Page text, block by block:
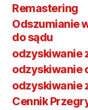
Remastering
Odszumianie
do sądu
odzyskiwanie
odzyskiwanie
odzyskiwanie
Cennik